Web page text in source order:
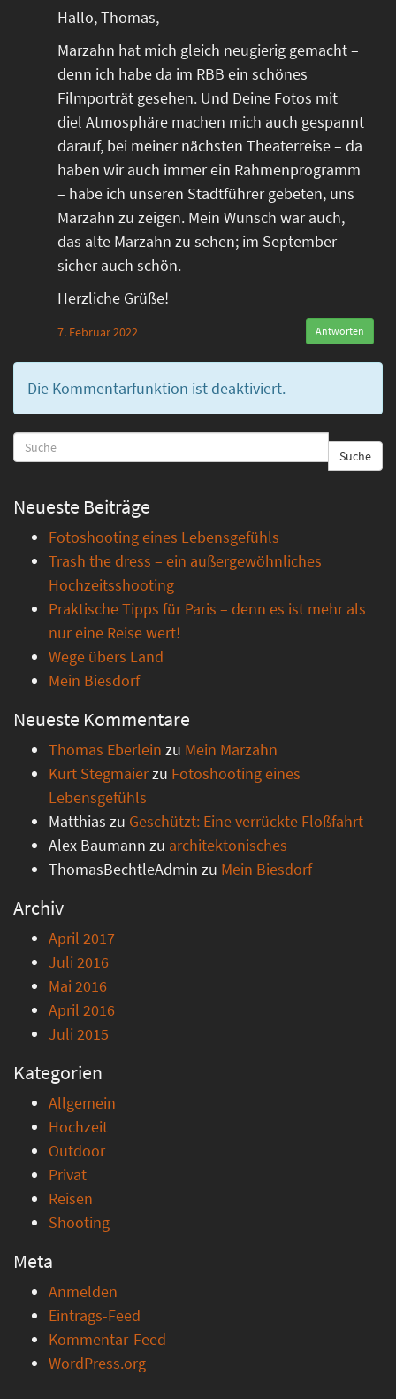
Hallo, Thomas,
Marzahn hat mich gleich neugierig gemacht –
denn ich habe da im RBB ein schönes
Filmporträt gesehen. Und Deine Fotos mit
diel Atmosphäre machen mich auch gespannt
darauf, bei meiner nächsten Theaterreise – da
haben wir auch immer ein Rahmenprogramm
– habe ich unseren Stadtführer gebeten, uns
Marzahn zu zeigen. Mein Wunsch war auch,
das alte Marzahn zu sehen; im September
sicher auch schön.
Herzliche Grüße!
7. Februar 2022 Antworten
Die Kommentarfunktion ist deaktiviert.
Suche
Neueste Beiträge
Fotoshooting eines Lebensgefühls
Trash the dress – ein außergewöhnliches
Hochzeitsshooting
Praktische Tipps für Paris – denn es ist mehr als
nur eine Reise wert!
Wege übers Land
Mein Biesdorf
Neueste Kommentare
Thomas Eberlein zu Mein Marzahn
Kurt Stegmaierzu Fotoshooting eines
Lebensgefühls
Matthias zu Geschützt: Eine verrückte Floßfahrt
Alex Baumann zu architektonisches
ThomasBechtleAdmin zu Mein Biesdorf
Archiv
April 2017
Juli 2016
Mai 2016
April 2016
Juli 2015
Kategorien
Allgemein
Hochzeit
Outdoor
Privat
Reisen
Shooting
Meta
Anmelden
Eintrags-Feed
Kommentar-Feed
WordPress.org